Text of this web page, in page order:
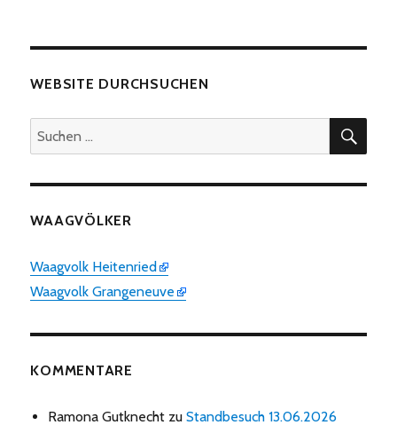
WEBSITE DURCHSUCHEN
Suchen
nach:
WAAGVÖLKER
Waagvolk Heitenried
Waagvolk Grangeneuve
KOMMENTARE
Ramona Gutknecht zuStandbesuch 13.06.2026